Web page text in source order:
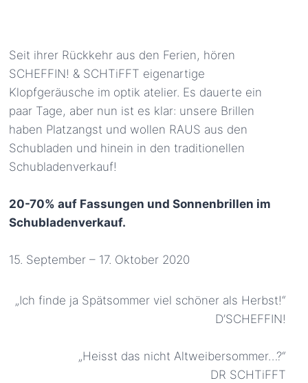
Seit ihrer Rückkehr aus den Ferien, hören
SCHEFFIN! & SCHTiFFT eigenartige
Klopfgeräusche im optik atelier. Es dauerte ein
paar Tage, aber nun ist es klar: unsere Brillen
haben Platzangst und wollen RAUS aus den
Schubladen und hinein in den traditionellen
Schubladenverkauf!
20-70% auf Fassungen und Sonnenbrillen im
Schubladenverkauf.
15. September – 17. Oktober 2020
„Ich finde ja Spätsommer viel schöner als Herbst!“
D’SCHEFFIN!
„Heisst das nicht Altweibersommer…?“
DR SCHTiFFT